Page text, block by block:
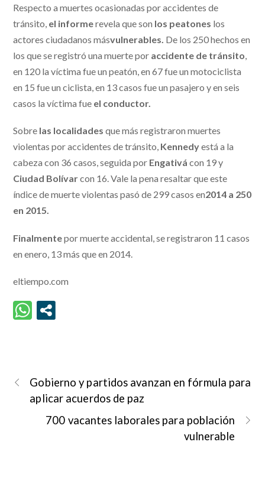
Respecto a muertes ocasionadas por accidentes de
tránsito, el informerevela que son los peatones los
actores ciudadanos másvulnerables. De los 250 hechos en
los que se registró una muerte por accidente de tránsito,
en 120 la víctima fue un peatón, en 67 fue un motociclista
en 15 fue un ciclista, en 13 casos fue un pasajero y en seis
casos la víctima fue el conductor.
Sobre las localidades que más registraron muertes
violentas por accidentes de tránsito, Kennedyestá a la
cabeza con 36 casos, seguida por Engativá con 19 y
Ciudad Bolívarcon 16. Vale la pena resaltar que este
índice de muerte violentas pasó de 299 casos en2014 a 250
en 2015.
Finalmentepor muerte accidental, se registraron 11 casos
en enero, 13 más que en 2014.
eltiempo.com
Gobierno y partidos avanzan en fórmula para
aplicar acuerdos de paz
700 vacantes laborales para población
vulnerable